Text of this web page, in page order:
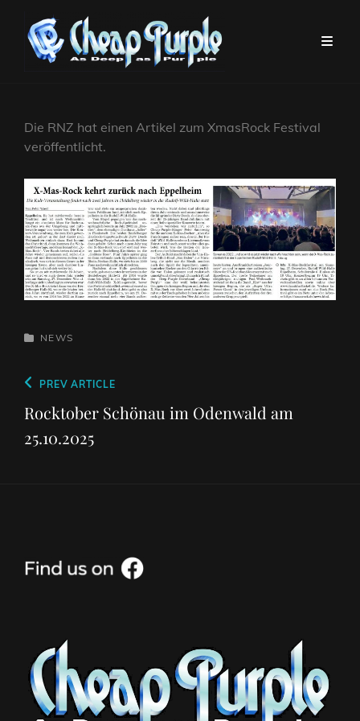
Die RNZ hat einen Artikel zum XmasRock Festival
veröffentlicht.
CATEGORIES
NEWS
Beitragsnavigation
Previous
Post
PREV ARTICLE
Rocktober Schönau im Odenwald am
25.10.2025